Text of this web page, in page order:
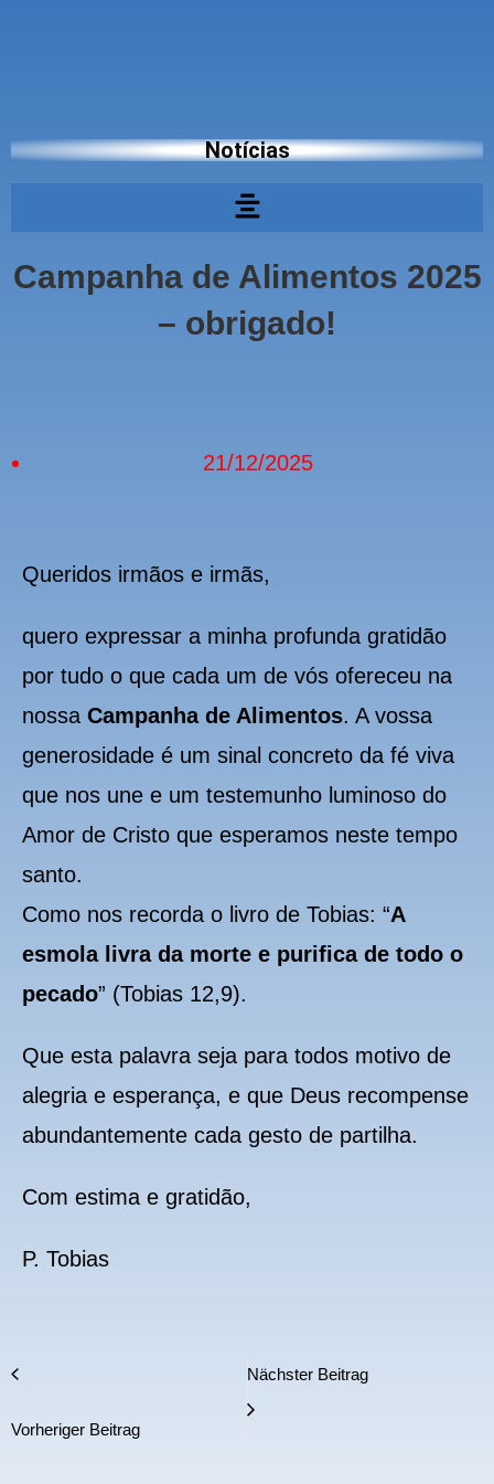
Notícias
Campanha de Alimentos 2025
– obrigado!
21/12/2025
Queridos irmãos e irmãs,
quero expressar a minha profunda gratidão
por tudo o que cada um de vós ofereceu na
nossa Campanha de Alimentos. A vossa
generosidade é um sinal concreto da fé viva
que nos une e um testemunho luminoso do
Amor de Cristo que esperamos neste tempo
santo.
Como nos recorda o livro de Tobias: “A
esmola livra da morte e purifica de todo o
pecado” (Tobias 12,9).
Que esta palavra seja para todos motivo de
alegria e esperança, e que Deus recompense
abundantemente cada gesto de partilha.
Com estima e gratidão,
P. Tobias
Vorheriger Beitrag
Nächster Beitrag